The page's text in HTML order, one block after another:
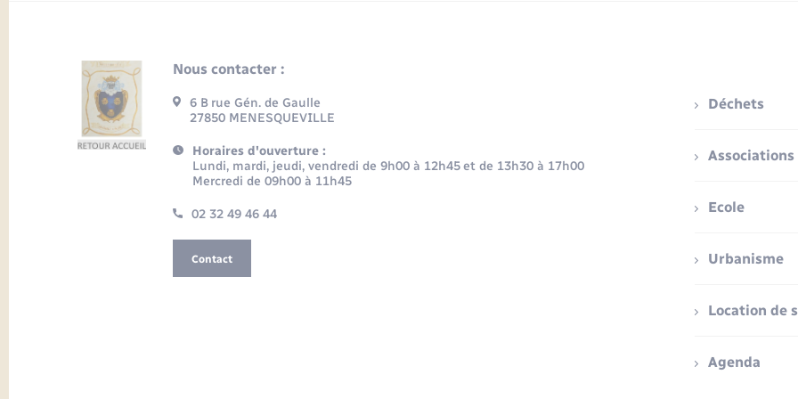
Nous contacter :
6 B rue Gén. de Gaulle
27850 MENESQUEVILLE
Horaires d'ouverture :
Lundi, mardi, jeudi, vendredi de 9h00 à 12h45 et de 13h30 à 17h00
Mercredi de 09h00 à 11h45
02 32 49 46 44
Contact
Déchets
Associations
Ecole
Urbanisme
Location de
Agenda